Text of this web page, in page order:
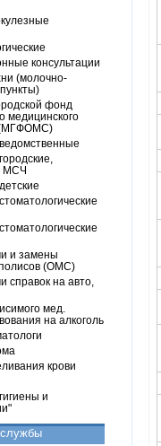
консультации
(молочно-
фонд
медицинского
(МГФОМС)
МСЧ
и замены
(ОМС)
справок на авто,
мед.
на алкоголь
крови
и